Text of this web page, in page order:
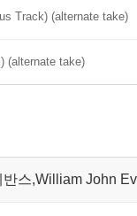
Track) (alternate take)
(alternate take)
반스,William John